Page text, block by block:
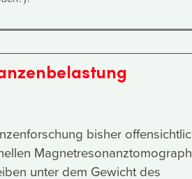
bisher
unter dem Gewicht des